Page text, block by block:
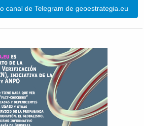
canal de Telegram de geoestrategia.eu